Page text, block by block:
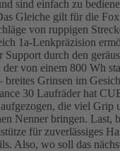
sind einfach zu
Gleiche gilt für die
von ruppigen
1a-Lenkpräzision
Support durch den
von einem 800 Wh
breites Grinsen im
30 Laufräder hat
die viel Grip
Nenner bringen. Last,
für zuverlässiges
Also, wo soll das